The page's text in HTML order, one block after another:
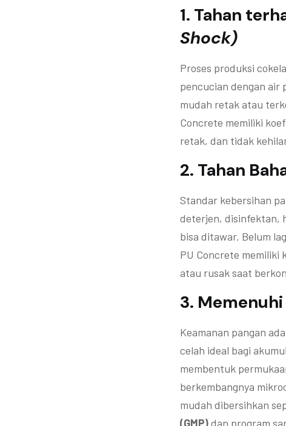
1. Tahan
Shock)
Proses produksi
pencucian dengan air
mudah retak atau
Concrete memiliki
retak, dan tidak
2. Tahan
Standar kebersihan
deterjen, disinfektan,
bisa ditawar. Belum
PU Concrete memiliki
atau rusak saat
3.
Keamanan pangan
celah ideal bagi
membentuk
berkembangnya
mudah dibersihkan
(GMP)dan program